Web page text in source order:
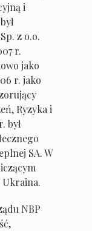
i
z o.o.
r.
jako
r. jako
Ryzyka i
był
SA. W
Ukraina.
NBP